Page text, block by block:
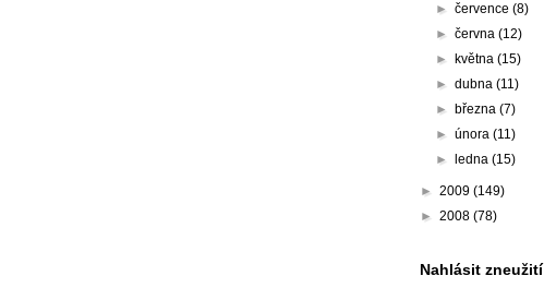
►července(8)
►června(12)
► května(15)
►dubna(11)
► března(7)
►února(11)
►
ledna(15)
► 2009 (149)
► 2008 (78)
Nahlásit zneužití